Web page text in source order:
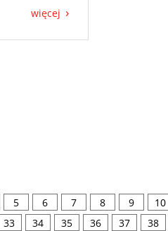
więcej
5 6 7 8 9 10
33 34 35 36 37 38